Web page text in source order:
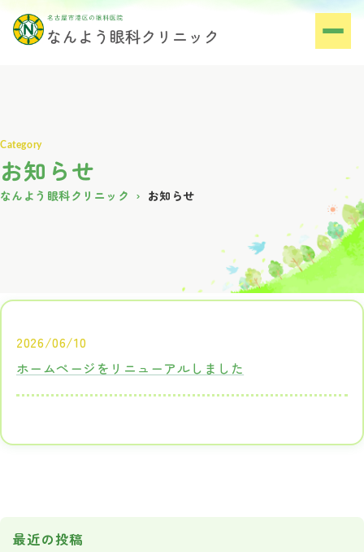
お知らせ
なんよう眼科クリニック お知らせ
2026/06/10
ホームページをリニューアルしました
最近の投稿